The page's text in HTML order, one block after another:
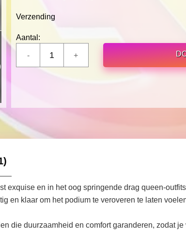
Verzending
Aantal:
exquise en in het oog springende drag queen-
en klaar om het podium te veroveren te laten
die duurzaamheid en comfort garanderen, zodat